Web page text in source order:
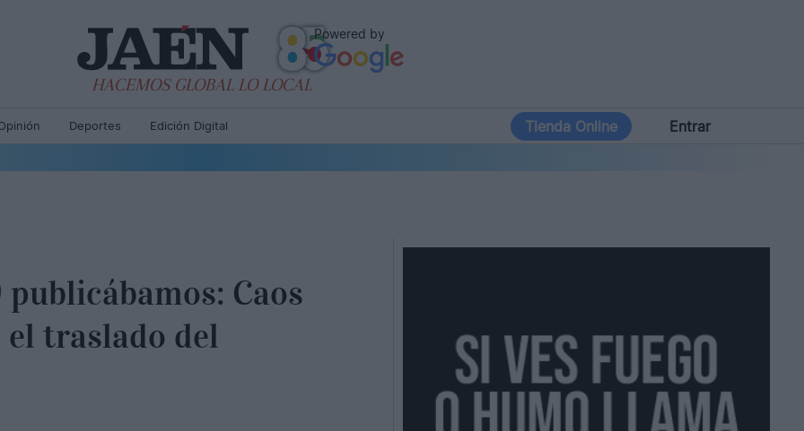
Powered by
HACEMOS GLOBAL LO LOCAL
Tienda Online Entrar
Deportes Edición Digital
Caos
traslado del